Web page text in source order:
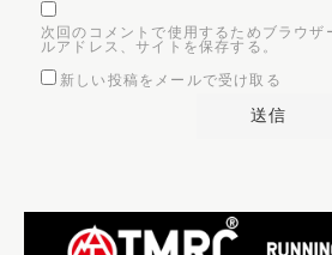
次回のコメントで使用するためブラウザ
ルアドレス、サイトを保存する。
新しい投稿をメールで受け取る